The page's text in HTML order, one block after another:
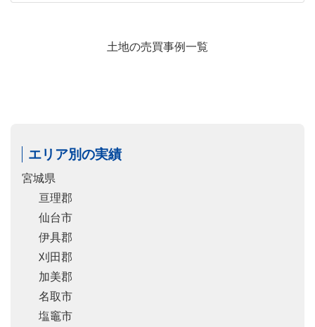
土地の売買事例一覧
エリア別の実績
宮城県
亘理郡
仙台市
伊具郡
刈田郡
加美郡
名取市
塩竈市